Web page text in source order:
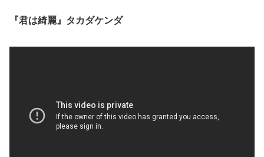
『君は綺麗』タカダケンダ